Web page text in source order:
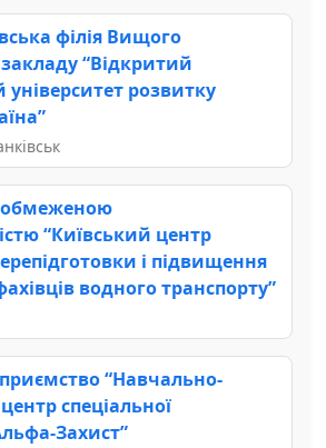
філія Вищого
“Відкритий
розвитку
обмеженою
“Київський центр
і підвищення
водного транспорту”
“Навчально-
спеціальної
Захист”